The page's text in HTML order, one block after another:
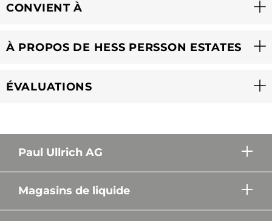
CONVIENT À
À PROPOS DE HESS PERSSON ESTATES
ÉVALUATIONS
Paul Ullrich AG
Magasins de liquide